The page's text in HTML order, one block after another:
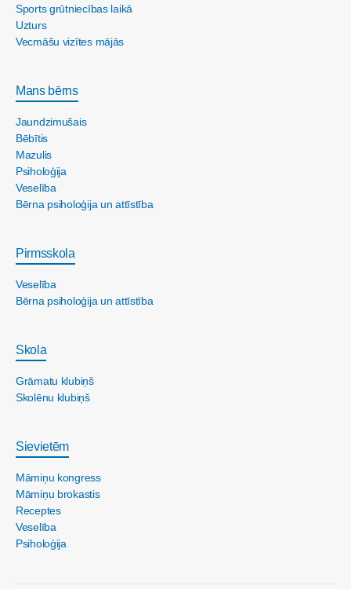
Sports grūtniecības laikā
Uzturs
Vecmāšu vizītes mājās
Mans bērns
Jaundzimušais
Bēbītis
Mazulis
Psiholoģija
Veselība
Bērna psiholoģija un attīstība
Pirmsskola
Veselība
Bērna psiholoģija un attīstība
Skola
Grāmatu klubiņš
Skolēnu klubiņš
Sievietēm
Māmiņu kongress
Māmiņu brokastis
Receptes
Veselība
Psiholoģija